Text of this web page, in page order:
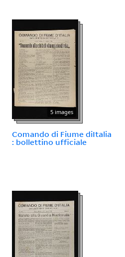
5 images
Comando di Fiume diItalia
: bollettino ufficiale